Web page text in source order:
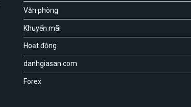
Văn phòng
Khuyến mãi
Hoạt động
danhgiasan.com
Forex